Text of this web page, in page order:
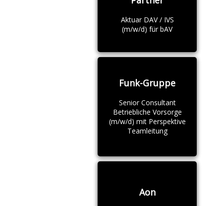
Aktuar DAV / IVS
(m/w/d) für bAV
Funk-Gruppe
Senior Consultant
Betriebliche Vorsorge
(m/w/d) mit Perspektive
Teamleitung
Aon